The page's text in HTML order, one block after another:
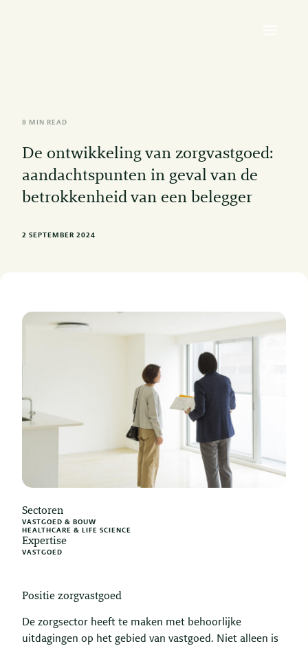
8 MIN READ
De ontwikkeling van zorgvastgoed:
aandachtspunten in geval van de
betrokkenheid van een belegger
2 SEPTEMBER 2024
Sectoren
VASTGOED & BOUW
HEALTHCARE & LIFE SCIENCE
Expertise
VASTGOED
Positie zorgvastgoed
De zorgsector heeft te maken met behoorlijke
uitdagingen op het gebied van vastgoed. Niet alleen is